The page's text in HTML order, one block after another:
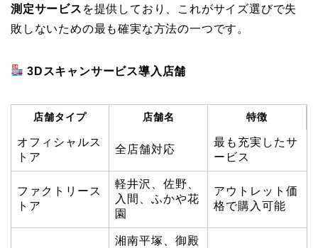
測定サービス を提供しており、これがサイズ選びで失
敗しないための最も確実な方法の一つです。
3Dスキャンサービス導入店舗
店舗タイプ 店舗名 特徴
オフィシャルス
トア
全店舗対応
最も充実したサ
ービス
ファクトリース
トア
軽井沢、佐野、
入間、ふかや花
園
アウトレット価
格で購入可能
湘南平塚、御殿